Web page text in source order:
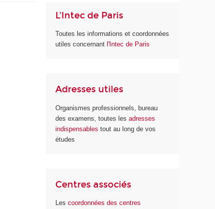
L'Intec de Paris
Toutes les informations et coordonnées
utiles concernant l'Intec de Paris
Adresses utiles
Organismes professionnels, bureau
des examens, toutes lesadresses
indispensables tout au long de vos
études
Centres associés
Lescoordonnées des centres